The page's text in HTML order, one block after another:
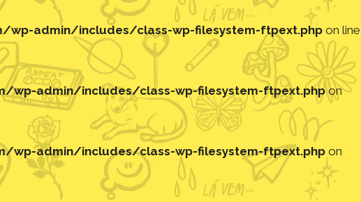
admin/includes/class-wp-filesystem-ftpext.phpon line
wp-admin/includes/class-wp-filesystem-ftpext.phpon
wp-admin/includes/class-wp-filesystem-ftpext.phpon